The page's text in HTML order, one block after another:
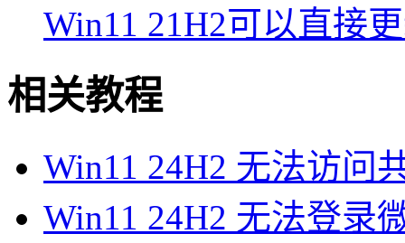
Win11 21H2可以直接
相关教程
Win11 24H2 无法访问
Win11 24H2 无法登录